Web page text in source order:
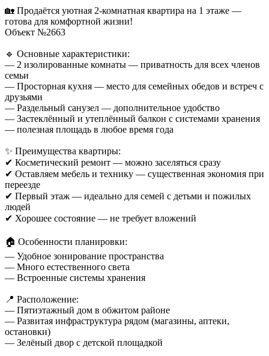
🏡 Продаётся уютная 2-комнатная квартира на 1 этаже —
готова для комфортной жизни!
Объект №2663
🔹 Основные характеристики:
— 2 изолированные комнаты — приватность для всех членов
семьи
— Просторная кухня — место для семейных обедов и встреч с
друзьями
— Раздельный санузел — дополнительное удобство
— Застеклённый и утеплённый балкон с системами хранения
— полезная площадь в любое время года
✨ Преимущества квартиры:
✔ Косметический ремонт — можно заселяться сразу
✔ Оставляем мебель и технику — существенная экономия при
переезде
✔ Первый этаж — идеально для семей с детьми и пожилых
людей
✔ Хорошее состояние — не требует вложений
🏠 Особенности планировки:
— Удобное зонирование пространства
— Много естественного света
— Встроенные системы хранения
📍 Расположение:
— Пятиэтажный дом в обжитом районе
— Развитая инфраструктура рядом (магазины, аптеки,
остановки)
— Зелёный двор с детской площадкой